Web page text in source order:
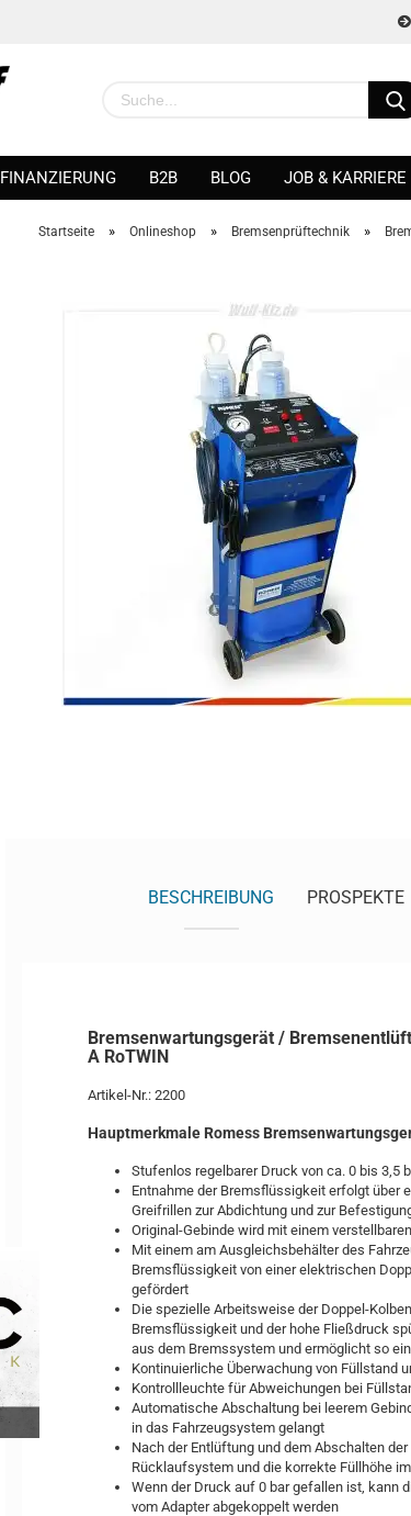
FINANZIERUNG B2B BLOG JOB & KARRIERE
Startseite » Onlineshop » Bremsenprüftechnik »
BESCHREIBUNG PROSPEKTE
Bremsenwartungsgerät /
A RoTWIN
Artikel-Nr.: 2200
Hauptmerkmale Romess
Stufenlos regelbarer Druck von ca. 0 bis 3,5
Entnahme der Bremsflüssigkeit erfolgt über
Greifrillen zur Abdichtung und zur
Original-Gebinde wird mit einem
Mit einem am Ausgleichsbehälter des
Bremsflüssigkeit von einer elektrischen
gefördert
Die spezielle Arbeitsweise der Doppel-
Bremsflüssigkeit und der hohe Fließdruck
aus dem Bremssystem und ermöglicht so
Kontinuierliche Überwachung von Füllstand
Kontrollleuchte für Abweichungen bei
Automatische Abschaltung bei leerem
in das Fahrzeugsystem gelangt
Nach der Entlüftung und dem Abschalten
Rücklaufsystem und die korrekte Füllhöhe
Wenn der Druck auf 0 bar gefallen ist, kann
vom Adapter abgekoppelt werden